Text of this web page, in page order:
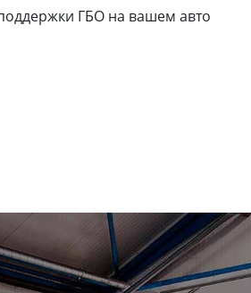
ГБО на вашем авто